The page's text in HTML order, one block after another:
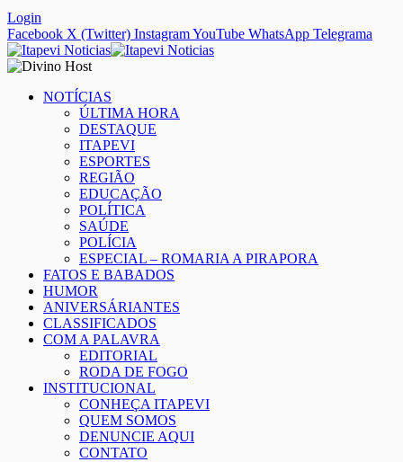
Login
Facebook X (Twitter) InstagramYouTube WhatsApp Telegrama
NOTÍCIAS
ÚLTIMA HORA
DESTAQUE
ITAPEVI
ESPORTES
REGIÃO
EDUCAÇÃO
POLÍTICA
SAÚDE
POLÍCIA
ESPECIAL – ROMARIA A PIRAPORA
FATOS E BABADOS
HUMOR
ANIVERSÁRIANTES
CLASSIFICADOS
COM A PALAVRA
EDITORIAL
RODA DE FOGO
INSTITUCIONAL
CONHEÇA ITAPEVI
QUEM SOMOS
DENUNCIE AQUI
CONTATO